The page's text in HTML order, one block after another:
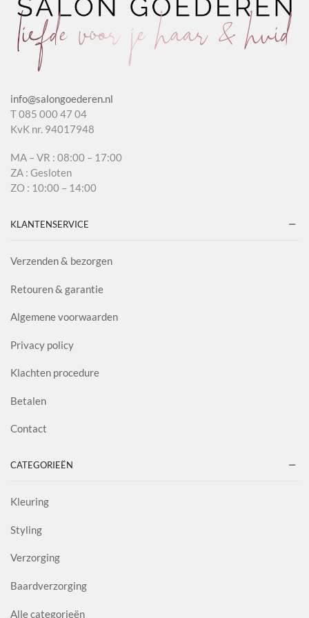
info@salongoederen.nl
T 085 000 47 04
KvK nr. 94017948
MA – VR : 08:00 – 17:00
ZA : Gesloten
ZO : 10:00 – 14:00
KLANTENSERVICE
Verzenden & bezorgen
Retouren & garantie
Algemene voorwaarden
Privacy policy
Klachten procedure
Betalen
Contact
CATEGORIEËN
Kleuring
Styling
Verzorging
Baardverzorging
Alle categorieën